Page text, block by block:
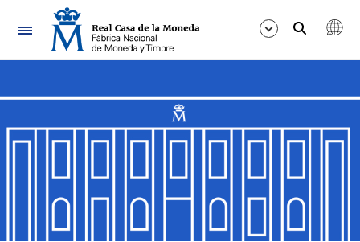
Navegación
Mostrar/Ocultar
Mostrar/Ocultar
Mostrar/Ocultar